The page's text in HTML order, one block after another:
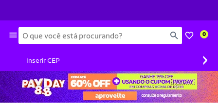
Busca 0
Inserir CEP ›